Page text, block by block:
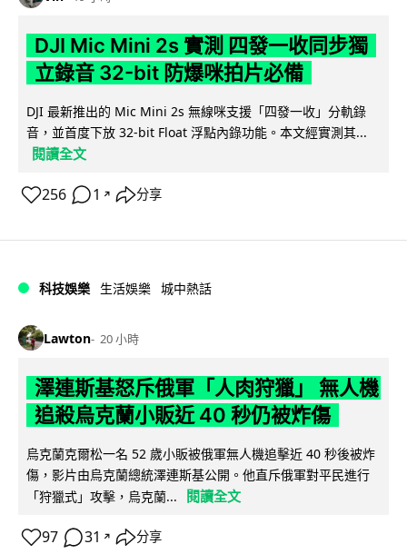
DJI Mic Mini 2s 實測 四發一收同步獨
立錄音 32-bit 防爆咪拍片必備
DJI 最新推出的 Mic Mini 2s 無線咪支援「四發一收」分軌錄
音，並首度下放 32-bit Float 浮點內錄功能。本文經實測其...
閱讀全文
256 1 ↗ 分享
科技娛樂 生活娛樂 城中熱話
Lawton 20 小時
澤連斯基怒斥俄軍「人肉狩獵」 無人機
追殺烏克蘭小販近 40 秒仍被炸傷
烏克蘭克爾松一名 52 歲小販被俄軍無人機追擊近 40 秒後被炸
傷，影片由烏克蘭總統澤連斯基公開。他直斥俄軍對平民進行
「狩獵式」攻擊，烏克蘭...
閱讀全文
97 31 ↗ 分享